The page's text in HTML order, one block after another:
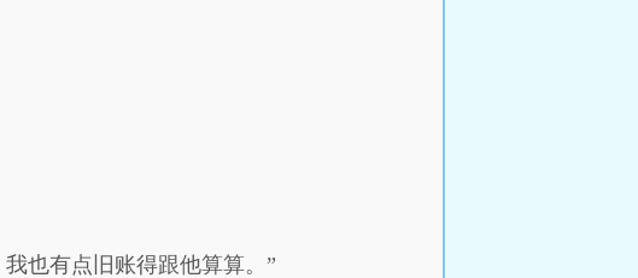
也有点旧账得跟他算算。”